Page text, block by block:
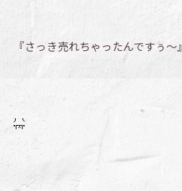
『さっき売れちゃったんですぅ～』